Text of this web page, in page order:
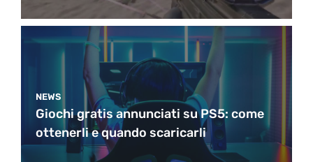
NEWS
Giochi gratis annunciati su PS5: come
ottenerli e quando scaricarli